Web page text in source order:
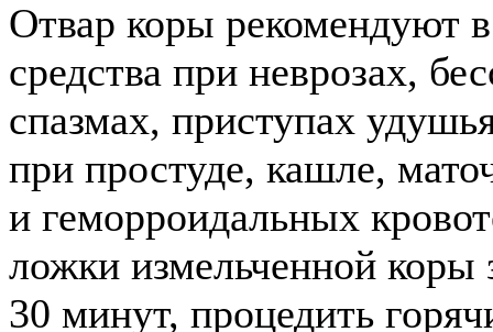
Отвар коры рекомендуют
средства при неврозах,
спазмах, приступах
при простуде, кашле,
и геморроидальных
ложки измельченной коры
30 минут, процедить